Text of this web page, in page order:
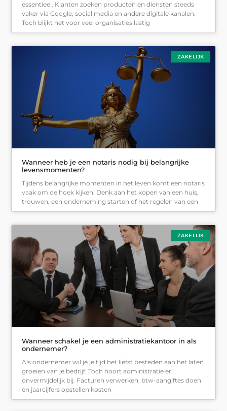
essentieel. Klanten zoeken producten en diensten steeds
vaker via Google, social media en andere digitale kanalen.
Toch blijkt het voor veel organisaties lastig
ZAKELIJK
Wanneer heb je een notaris nodig bij belangrijke
levensmomenten?
Tijdens belangrijke momenten in het leven komt een notaris
vaak om de hoek kijken. Denk aan het kopen van een huis,
trouwen, een onderneming starten of het regelen van een
ZAKELIJK
Wanneer schakel je een administratiekantoor in als
ondernemer?
Als ondernemer wil je je tijd het liefst besteden aan het laten
groeien van je bedrijf. Toch hoort administratie er
onvermijdelijk bij. Facturen verwerken, btw-aangiftes doen
en jaarcijfers opstellen kosten